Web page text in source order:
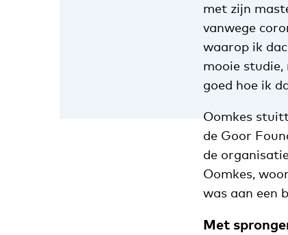
met zijn
vanwege
waarop ik
mooie
goed hoe ik
Oomkes
de Goor
de
Oomkes,
was aan een
Met